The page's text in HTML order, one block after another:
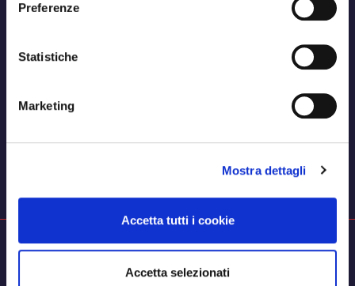
Preferenze
Statistiche
Marketing
Mostra dettagli
Accetta tutti i cookie
Accetta selezionati